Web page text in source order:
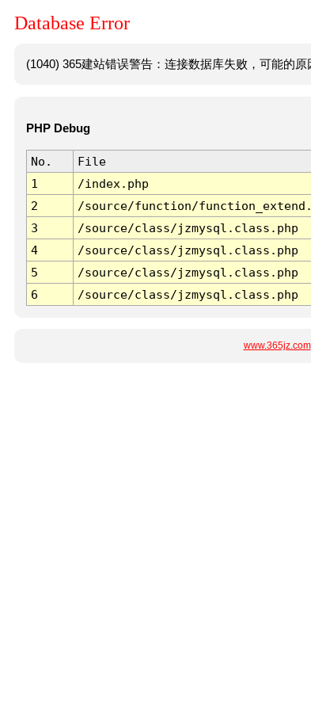
Database Error
(1040) 365建站错误警告：连接数据库失败，可能的
PHP Debug
No. File
1
/index.php
2
/source/function/
3
/source/class/jzmysql.class.php
4
/source/class/jzmysql.class.php
5
/source/class/jzmysql.class.php
6
/source/class/jzmysql.class.php
www.365jz.com